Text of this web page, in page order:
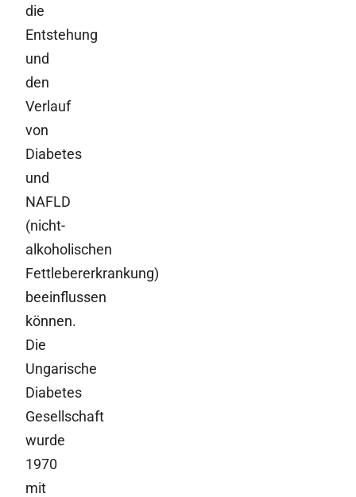
die
Entstehung
und
den
Verlauf
von
Diabetes
und
NAFLD
(nicht-
alkoholischen
Fettlebererkrankung)
beeinflussen
können.
Die
Ungarische
Diabetes
Gesellschaft
wurde
1970
mit